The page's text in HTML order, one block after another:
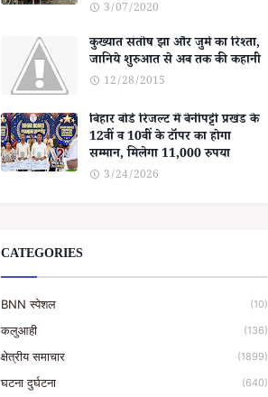
3/07/2020
कुख्यात संतोष झा और जुर्म का रिश्ता,
जानिये शुरुआत से अब तक की कहानी
12/28/2015
बिहार बोर्ड रिजल्ट में बेनीपट्टी प्रखंड के
12वीं व 10वीं के टॉपर का होगा
सम्मान, मिलेगा 11,000 रुपया
3/24/2026
CATEGORIES
BNN स्पेशल (10)
कलुआही (136)
क्षेत्रीय समाचार (1899)
घटना दुर्घटना (640)